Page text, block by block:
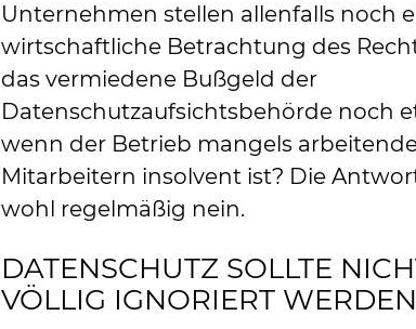
Unternehmen stellen allenfalls noch
wirtschaftliche Betrachtung des
das vermiedene Bußgeld der
Datenschutzaufsichtsbehörde noch
wenn der Betrieb mangels
Mitarbeitern insolvent ist? Die
wohl regelmäßig nein.
DATENSCHUTZ SOLLTE
VÖLLIG IGNORIERT WERDEN